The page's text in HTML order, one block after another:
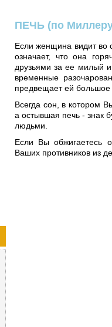
ПЕЧЬ (по
Если женщина видит во
означает, что она
друзьями за ее милый
временные
предвещает ей большое
Всегда сон, в котором
а остывшая печь - знак
людьми.
Если Вы обжигаетесь
Ваших противников из